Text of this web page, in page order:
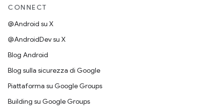
CONNECT
@Android su X
@AndroidDev su X
Blog Android
Blog sulla sicurezza di Google
Piattaforma su Google Groups
Building su Google Groups